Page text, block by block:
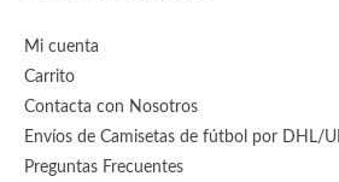
Mi cuenta
Carrito
Contacta con Nosotros
Envíos de Camisetas de fútbol por DHL/
Preguntas Frecuentes